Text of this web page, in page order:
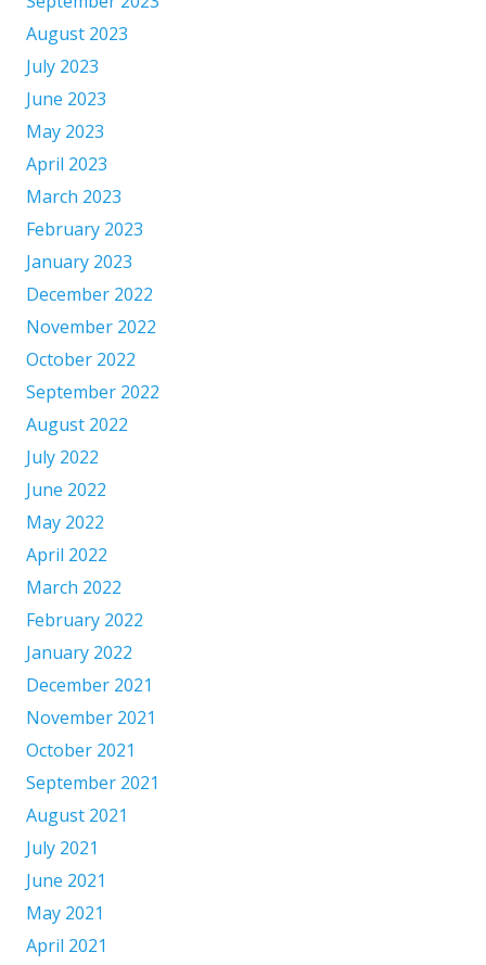
August 2023
July 2023
June 2023
May 2023
April 2023
March 2023
February 2023
January 2023
December 2022
November 2022
October 2022
September 2022
August 2022
July 2022
June 2022
May 2022
April 2022
March 2022
February 2022
January 2022
December 2021
November 2021
October 2021
September 2021
August 2021
July 2021
June 2021
May 2021
April 2021